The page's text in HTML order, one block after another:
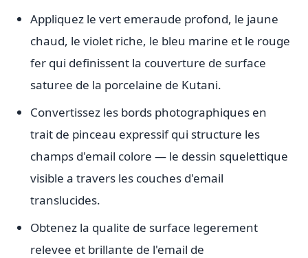
Appliquez le vert emeraude profond, le jaune
chaud, le violet riche, le bleu marine et le rouge
fer qui definissent la couverture de surface
saturee de la porcelaine de Kutani.
Convertissez les bords photographiques en
trait de pinceau expressif qui structure les
champs d'email colore — le dessin squelettique
visible a travers les couches d'email
translucides.
Obtenez la qualite de surface legerement
relevee et brillante de l'email de